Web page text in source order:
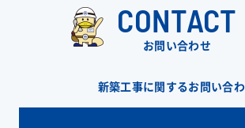
CONTACT
お問い合わせ
新築工事に関するお問い合